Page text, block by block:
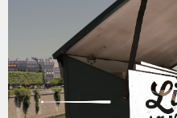
principal
LIVRE SA VIE